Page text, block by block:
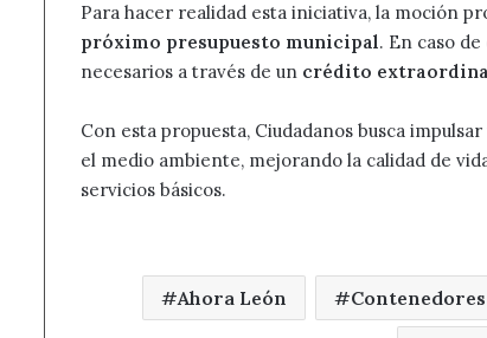
Para hacer realidad esta iniciativa, la moción
próximo presupuesto municipal. En caso
necesarios a través de un crédito
Con esta propuesta, Ciudadanos busca
el medio ambiente, mejorando la calidad de
servicios básicos.
Ahora León